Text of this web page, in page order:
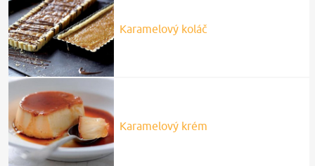
Karamelový koláč
Karamelový krém